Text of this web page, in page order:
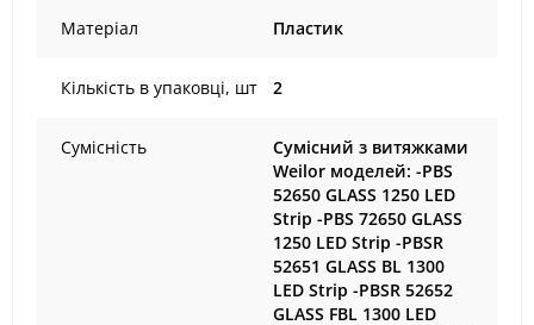
Матеріал Пластик
Кількість в упаковці, шт 2
Сумісність
Сумісний з витяжками
Weilor моделей: -PBS
52650 GLASS 1250 LED
Strip -PBS 72650 GLASS
1250 LED Strip -PBSR
52651 GLASS BL 1300
LED Strip -PBSR 52652
GLASS FBL 1300 LED